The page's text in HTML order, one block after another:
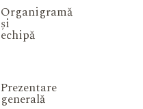
Organigramă
și
echipă
Prezentare
generală